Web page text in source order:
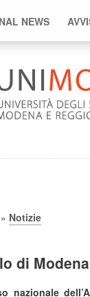
NEWS
» Notizie
di
nazionale